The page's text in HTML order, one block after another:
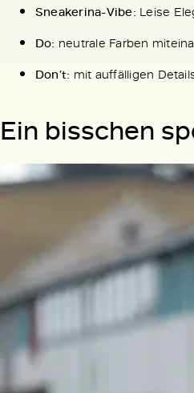
Sneakerina-Vibe: Leise
Do: neutrale Farben
Don’t: mit auffälligen
Ein bisschen